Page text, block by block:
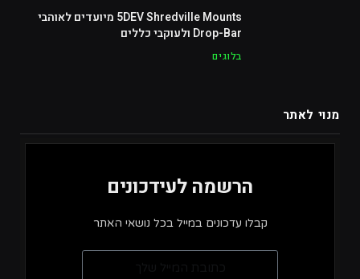
5DEV Shredville Mounts מיועדים לאוהבי
Drop-Bar ולעוקבי כללים
בלוגים
מנוי לאתר
הרשמה לעידכונים
קבלו עדכונים במייל בכל נושאי האתר